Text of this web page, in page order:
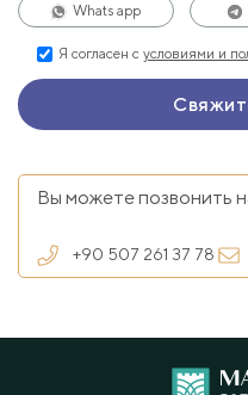
Whats app
Я согласен с условиями и
Вы можете позвонить
+90 507 261 37 78